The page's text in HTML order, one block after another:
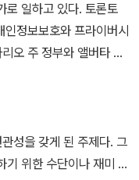
기관을 대상으로도 암
안 원격 학습 과정을 위
대규모 온라인 공개강
을 대상으로 정보 보안
기숙 교육 과정을 담
〉, 〈인포시큐리
(Scientific American)〉,
로 일하고 있다. 토론토
정보보호와 프라이버시
오 주 정부와 앨버타 주
등을 거쳐 지금은
렉터로 일하고 있다.
스, 2024), 『디지털의 흔
연합의 개인정보보호
성을 갖게 된 주제다. 그
기 위한 수단이나 재미 삼